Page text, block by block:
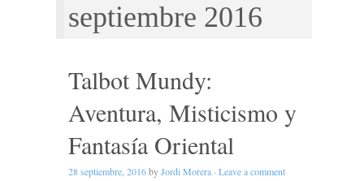
septiembre 2016
Talbot Mundy:
Aventura, Misticismo y
Fantasía Oriental
28 septiembre, 2016byJordi Morera · Leave a comment